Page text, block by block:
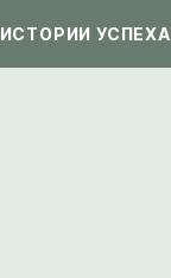
ИСТОРИИ УСПЕХА